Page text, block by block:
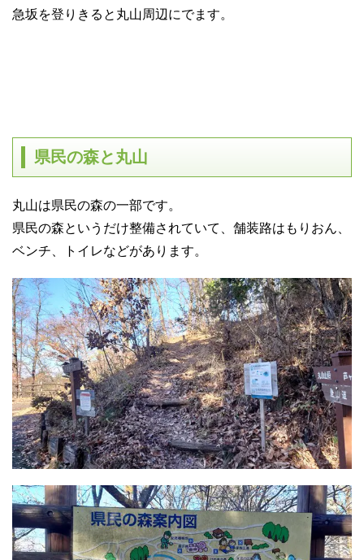
急坂を登りきると丸山周辺にでます。
県民の森と丸山
丸山は県民の森の一部です。
県民の森というだけ整備されていて、舗装路はもりおん、
ベンチ、トイレなどがあります。